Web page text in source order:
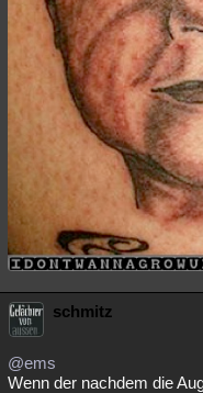
schmitz
@ems
Wenn der nachdem die